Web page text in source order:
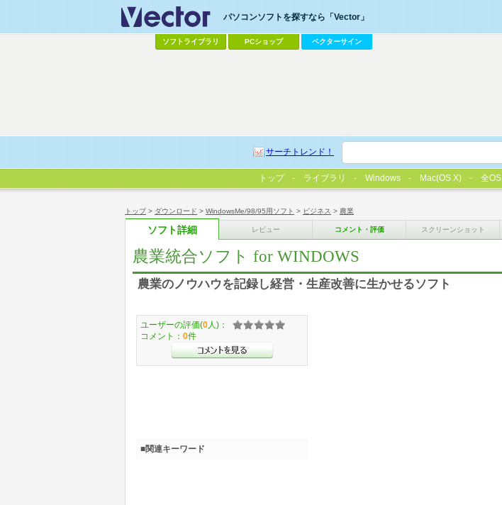
トップ> ダウンロード > WindowsMe/98/95用ソフト > ビジネス > 農業
ソフト詳細 レビュー コメント・評価 スクリーンショット
農業統合ソフト for WINDOWS
農業のノウハウを記録し経営・生産改善に生かせるソフト
ユーザーの評価(0 人)：
コメント： 0件
■関連キーワード
パソコンソフトを探すなら「Vector」
ソフトライブラリ PCショップ ベクターサイン
サーチトレンド！
トップ ライブラリ Windows Mac(OS X) 全OS